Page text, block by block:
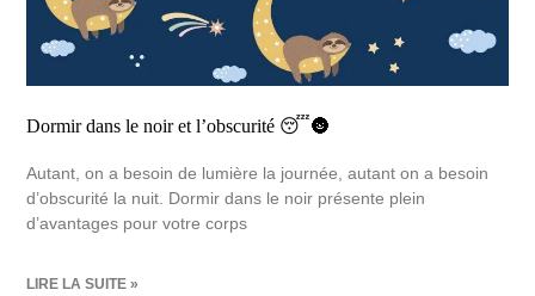
Dormir dans le noir et l’obscurité 😴🌚
Autant, on a besoin de lumière la journée, autant on a besoin
d’obscurité la nuit. Dormir dans le noir présente plein
d’avantages pour votre corps
LIRE LA SUITE »